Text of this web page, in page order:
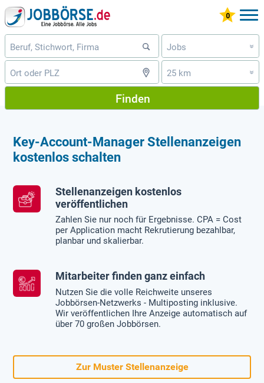
Jobs »
25 km »
Finden
Key-Account-Manager Stellenanzeigen
kostenlos schalten
Stellenanzeigen kostenlos
veröffentlichen
Zahlen Sie nur noch für Ergebnisse. CPA = Cost
per Application macht Rekrutierung bezahlbar,
planbar und skalierbar.
Mitarbeiter finden ganz einfach
Nutzen Sie die volle Reichweite unseres
Jobbörsen-Netzwerks - Multiposting inklusive.
Wir veröffentlichen Ihre Anzeige automatisch auf
über 70 großen Jobbörsen.
Zur Muster Stellenanzeige